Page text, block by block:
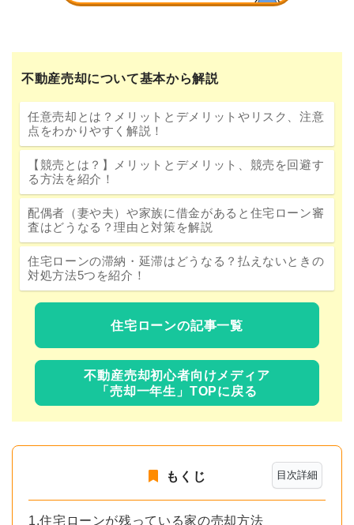
不動産売却について基本から解説
任意売却とは？メリットとデメリットやリスク、注意
点をわかりやすく解説！
【競売とは？】メリットとデメリット、競売を回避す
る方法を紹介！
配偶者（妻や夫）や家族に借金があると住宅ローン審
査はどうなる？理由と対策を解説
住宅ローンの滞納・延滞はどうなる？払えないときの
対処方法5つを紹介！
住宅ローンの記事一覧
不動産売却初心者向けメディア
「売却一年生」TOPに戻る
目次詳細
もくじ
1.住宅ローンが残っている家の売却方法